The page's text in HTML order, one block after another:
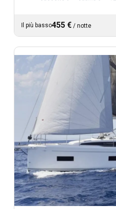
Il più basso455 € / notte